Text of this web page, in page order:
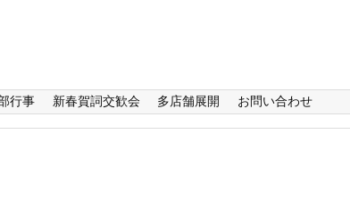
行事 新春賀詞交歓会 多店舗展開 お問い合わせ